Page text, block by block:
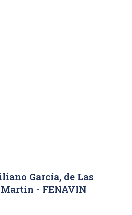
García, de Las
- FENAVIN